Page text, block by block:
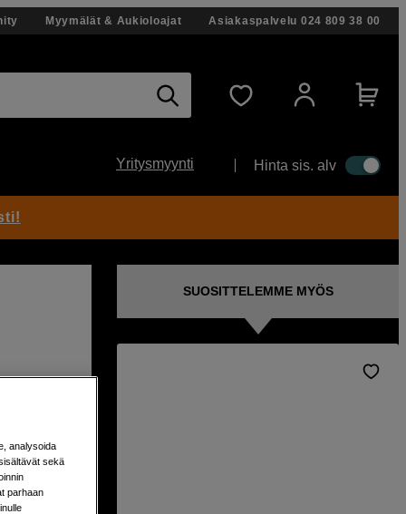
Myymälät & Aukioloajat Asiakaspalvelu 024 809 38 00
Yritysmyynti Hinta sis. alv
SUOSITTELEMME MYÖS
analysoida
sekä
parhaan